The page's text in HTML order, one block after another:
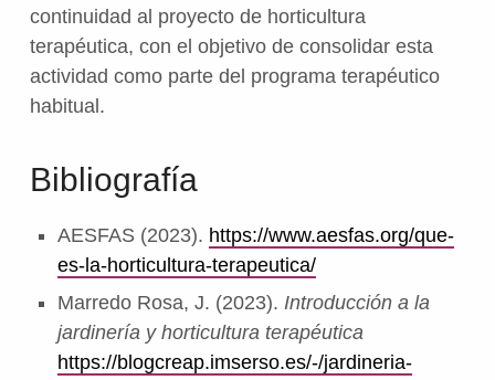
continuidad al proyecto de horticultura
terapéutica, con el objetivo de consolidar esta
actividad como parte del programa terapéutico
habitual.
Bibliografía
AESFAS (2023). https://www.aesfas.org/que-
es-la-horticultura-terapeutica/
Marredo Rosa, J. (2023). Introducción a la
jardinería y horticultura terapéutica
https://blogcreap.imserso.es/-/jardineria-